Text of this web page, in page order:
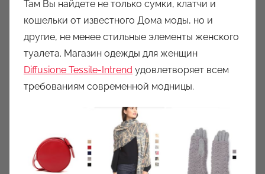
Там Вы найдете не только сумки, клатчи и
кошельки от известного Дома моды, но и
другие, не менее стильные элементы женского
туалета. Магазин одежды для женщин
Diffusione Tessile-Intrend удовлетворяет всем
требованиям современной модницы.